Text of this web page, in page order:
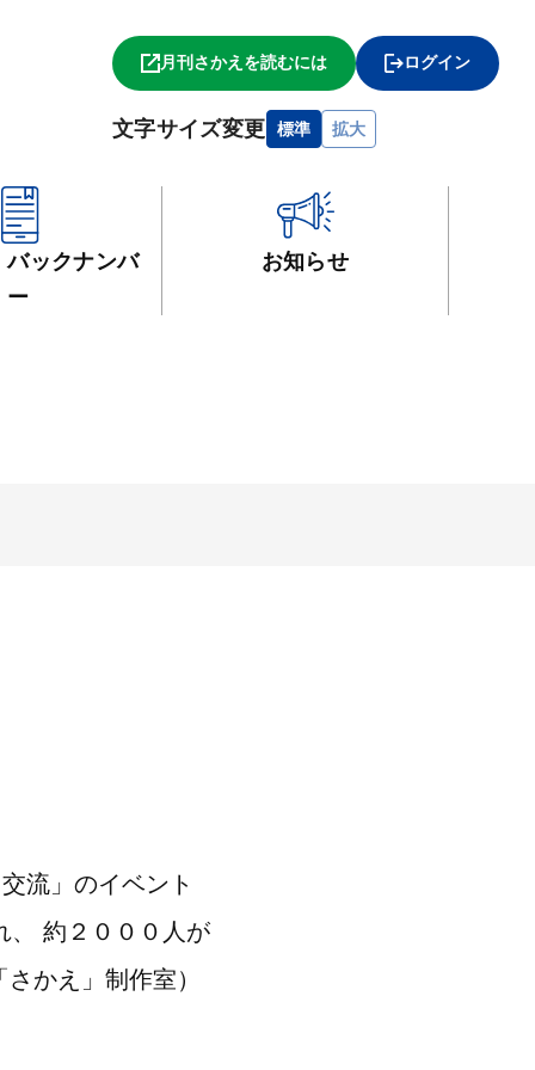
月刊さかえを読むには ログイン
文字サイズ変更 標準 拡大
バックナンバ
ー
お知らせ
流」のイベント
、 約２０００人が
かえ」制作室）